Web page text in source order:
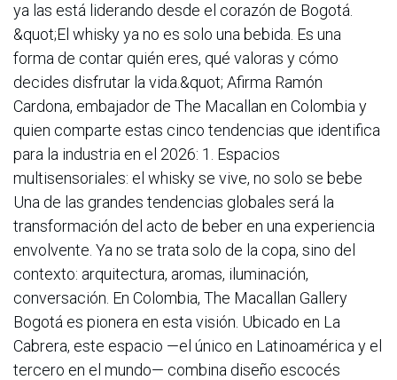
ya las está liderando desde el corazón de Bogotá.
&quot;El whisky ya no es solo una bebida. Es una
forma de contar quién eres, qué valoras y cómo
decides disfrutar la vida.&quot; Afirma Ramón
Cardona, embajador de The Macallan en Colombia y
quien comparte estas cinco tendencias que identifica
para la industria en el 2026: 1. Espacios
multisensoriales: el whisky se vive, no solo se bebe
Una de las grandes tendencias globales será la
transformación del acto de beber en una experiencia
envolvente. Ya no se trata solo de la copa, sino del
contexto: arquitectura, aromas, iluminación,
conversación. En Colombia, The Macallan Gallery
Bogotá es pionera en esta visión. Ubicado en La
Cabrera, este espacio —el único en Latinoamérica y el
tercero en el mundo— combina diseño escocés